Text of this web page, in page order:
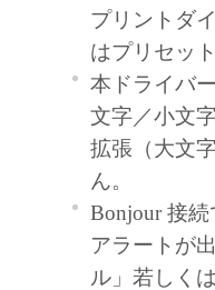
プリントダ
はプリセッ
本ドライバ
文字／小文
拡張（大文
ん。
Bonjour 接
アラートが
ル」若しく